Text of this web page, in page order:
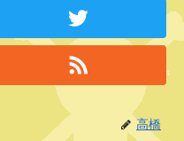
高橋